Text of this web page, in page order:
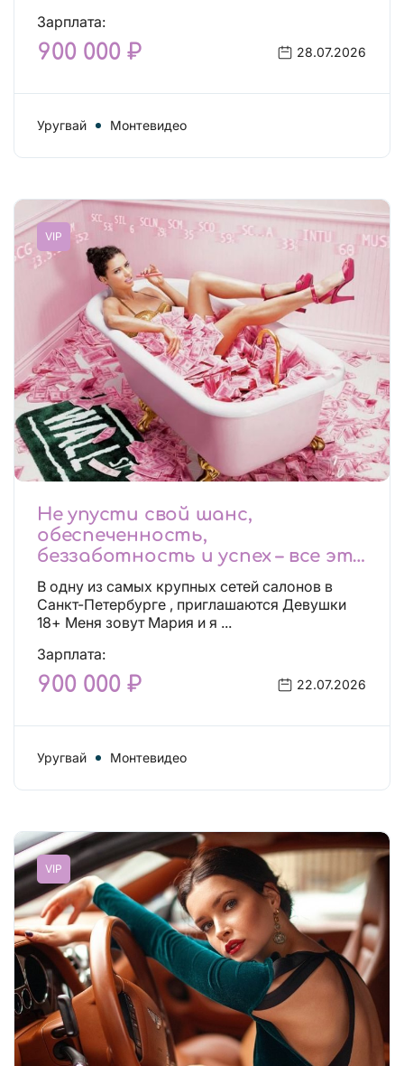
Зарплата:
900 000 ₽ 28.07.2026
Уругвай Монтевидео
VIP
Не упусти свой шанс,
обеспеченность,
беззаботность и успех – все это
будет уже завтра, поспеши!
Лучшие условия!
В одну из самых крупных сетей салонов в
Санкт-Петербурге , приглашаются Девушки
18+ Меня зовут Мария и я ...
Зарплата:
900 000 ₽ 22.07.2026
Уругвай Монтевидео
VIP